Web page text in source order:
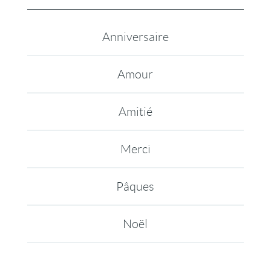
Anniversaire
Amour
Amitié
Merci
Pâques
Noël